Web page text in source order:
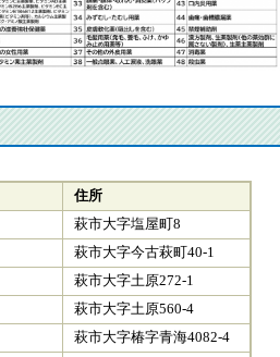
住所
萩市大字塩屋町8
萩市大字今古萩町40-1
萩市大字土原272-1
萩市大字土原560-4
萩市大字椿字青海4082-4